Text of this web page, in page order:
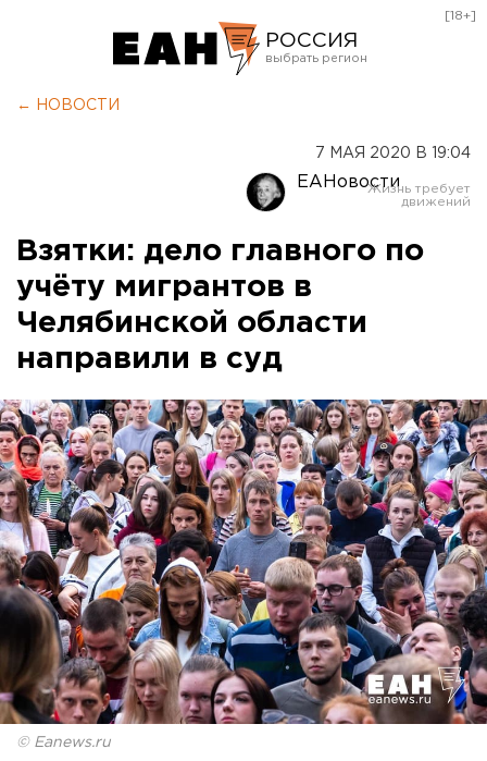
РОССИЯ
Оренбург
[18+]
← НОВОСТИ
7 МАЯ 2020 В 19:04
ЕАНовости
Взятки: дело главного по
учёту мигрантов в
Челябинской области
направили в суд
© Eanews.ru